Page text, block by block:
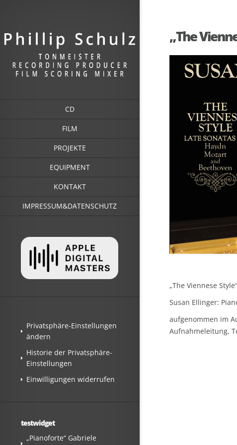
CD
FILM
PROJEKTE
EQUIPMENT
KONTAKT
IMPRESSUM&DATENSCHUTZ
Privatsphäre-Einstellungen
ändern
Historie der Privatsphäre-
Einstellungen
Einwilligungen widerrufen
testwidget
„Pianoforte“ Gabriele
„The
„The Viennese
Susan Ellinger:
aufgenommen im
Aufnahmeleitung,